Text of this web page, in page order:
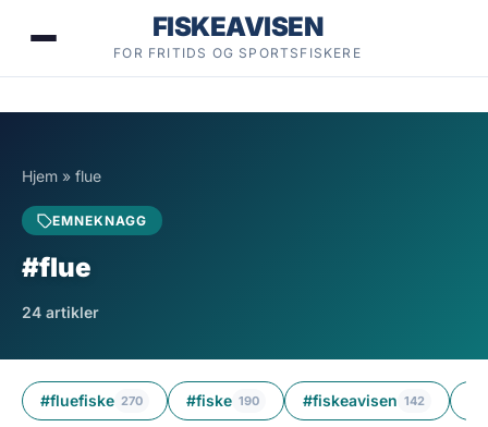
FISKEAVISEN
FOR FRITIDS OG SPORTSFISKERE
Hjem » flue
EMNEKNAGG
#flue
24 artikler
#fluefiske 270 #fiske 190 #fiskeavisen 142
11 min lesetid